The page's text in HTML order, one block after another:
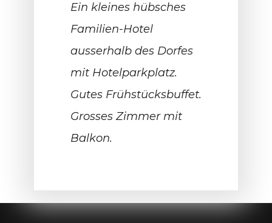
Ein kleines hübsches
Familien-Hotel
ausserhalb des Dorfes
mit Hotelparkplatz.
Gutes Frühstücksbuffet.
Grosses Zimmer mit
Balkon.